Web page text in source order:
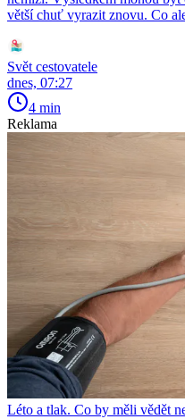
větší chuť vyrazit znovu. Co
Svět cestovatele
dnes, 07:27
4 min
Reklama
Léto a tlak. Co by měli vědět